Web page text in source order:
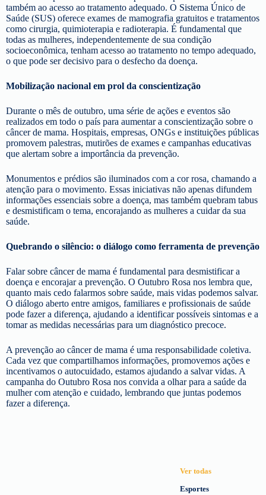
também ao acesso ao tratamento adequado. O Sistema Único de
Saúde (SUS) oferece exames de mamografia gratuitos e tratamentos
como cirurgia, quimioterapia e radioterapia. É fundamental que
todas as mulheres, independentemente de sua condição
socioeconômica, tenham acesso ao tratamento no tempo adequado,
o que pode ser decisivo para o desfecho da doença.
Mobilização nacional em prol da conscientização
Durante o mês de outubro, uma série de ações e eventos são
realizados em todo o país para aumentar a conscientização sobre o
câncer de mama. Hospitais, empresas, ONGs e instituições públicas
promovem palestras, mutirões de exames e campanhas educativas
que alertam sobre a importância da prevenção.
Monumentos e prédios são iluminados com a cor rosa, chamando a
atenção para o movimento. Essas iniciativas não apenas difundem
informações essenciais sobre a doença, mas também quebram tabus
e desmistificam o tema, encorajando as mulheres a cuidar da sua
saúde.
Quebrando o silêncio: o diálogo como ferramenta de prevenção
Falar sobre câncer de mama é fundamental para desmistificar a
doença e encorajar a prevenção. O Outubro Rosa nos lembra que,
quanto mais cedo falarmos sobre saúde, mais vidas podemos salvar.
O diálogo aberto entre amigos, familiares e profissionais de saúde
pode fazer a diferença, ajudando a identificar possíveis sintomas e a
tomar as medidas necessárias para um diagnóstico precoce.
A prevenção ao câncer de mama é uma responsabilidade coletiva.
Cada vez que compartilhamos informações, promovemos ações e
incentivamos o autocuidado, estamos ajudando a salvar vidas. A
campanha do Outubro Rosa nos convida a olhar para a saúde da
mulher com atenção e cuidado, lembrando que juntas podemos
fazer a diferença.
Ver todas
Esportes